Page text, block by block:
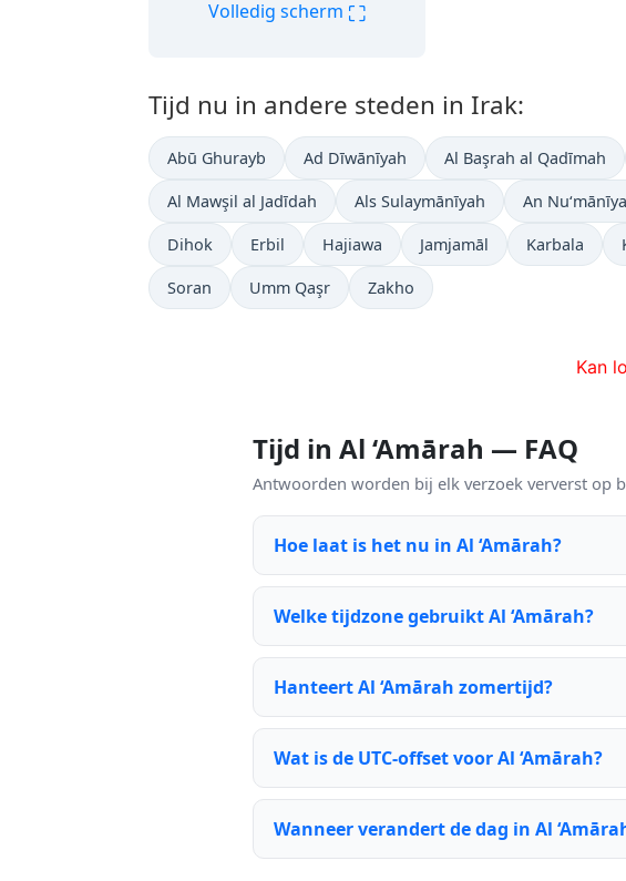
Volledig scherm ⛶
Tijd nu in andere steden in Irak:
Abū Ghurayb Ad Dīwānīyah Al Başrah al Qadīmah
Al Mawşil al Jadīdah Als Sulaymānīyah An
Dihok Erbil Hajiawa Jamjamāl Karbala
Soran Umm Qaşr Zakho
Kan
Tijd in Al ‘Amārah — FAQ
Antwoorden worden bij elk verzoek ververst op
Hoe laat is het nu in Al ‘Amārah?
Welke tijdzone gebruikt Al ‘Amārah?
Hanteert Al ‘Amārah zomertijd?
Wat is de UTC-offset voor Al ‘Amārah?
Wanneer verandert de dag in Al